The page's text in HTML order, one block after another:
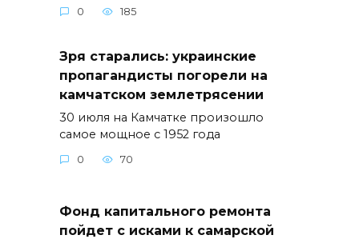
0 185
Зря старались: украинские
пропагандисты погорели на
камчатском землетрясении
30 июля на Камчатке произошло
самое мощное с 1952 года
0 70
Фонд капитального ремонта
пойдет с исками к самарской